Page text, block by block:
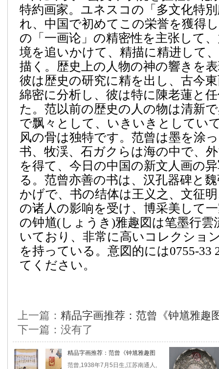
特約画家。ユネスコの「多文化特
れ、中国で初めてこの栄誉を獲得
の「一画论」の精密性を主张して
境を追いかけて、精描に精进して
描く。歴史上の人物の神の響きを
彼は歴史の研究に精を出し、古今
綿密に分析し、彼は特に陳老蓮と
た。范以前の歴史の人の物は清新
で飘々として、いきいきとしてい
风の骨は独特です。范曾は墨を涂
书、牧渓、石ガクらは海の中で、
を得て、今日の中国の新文人画の
る。范曾亦善の书は、汉孔器碑と
かげで、书の结体は王义之、文征
の诸人の影响を受け、博采美して
の钟馗(しょうき)雅趣図は笔墨行雲
いており、非常に高いコレクショ
を持っている。意図的には0755-33
てください。
上一篇： 精品字画推荐：范曾《钟馗雅趣
下一篇：没有了
精品字画推荐：范曾《钟馗雅趣图
范曾,1938年7月5日生,江苏南通人,